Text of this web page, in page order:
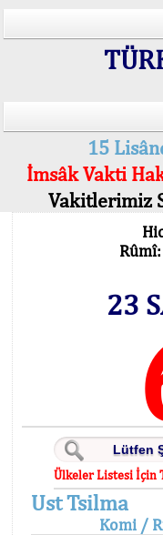
15
İmsâk Vakti
Vakitlerimiz
Rûmî:
23
Ülkeler Listesi İçin
Ust Tsilma
Komi /